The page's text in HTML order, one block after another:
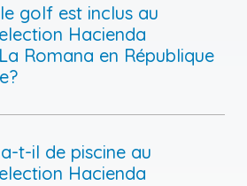
golf est inclus au
Hacienda
Romana en République
t-il de piscine au
Hacienda